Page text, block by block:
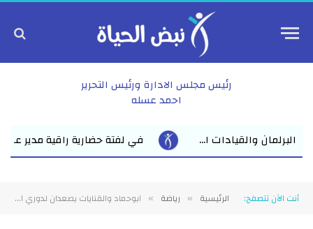
رئيس مجلس الادارة ورئيس التحرير
احمد عسله
في لفتة حضارية راقية مدير عام نقابة الأطباء بالشرقية يدعو
أنت الآن تتصفح: الرئيسية » رياضة » ابوحماد والقنايات يصعدان لدوري الدرجة الثالثة.. الحسينية وأبوكبير يودعان المنافسة..